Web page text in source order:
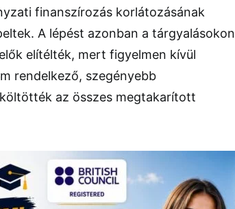
finanszírozás korlátozásának
A lépést azonban a tárgyalásokon
elítélték, mert figyelmen kívül
rendelkező, szegényebb
az összes megtakarított